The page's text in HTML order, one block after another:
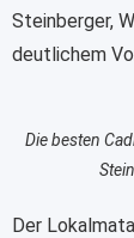
Steinberger,
deutlichem
Die besten
Der